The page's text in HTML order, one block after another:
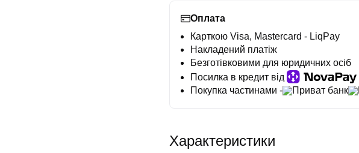
Оплата
Карткою Visa, Mastercard - LiqPay
Накладений платіж
Безготівковими для юридичних осіб
Посилка в кредит від
Покупка частинами -
Приват банк
Характеристики